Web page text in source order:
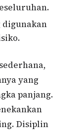
digunakan
yang
panjang.
Disiplin